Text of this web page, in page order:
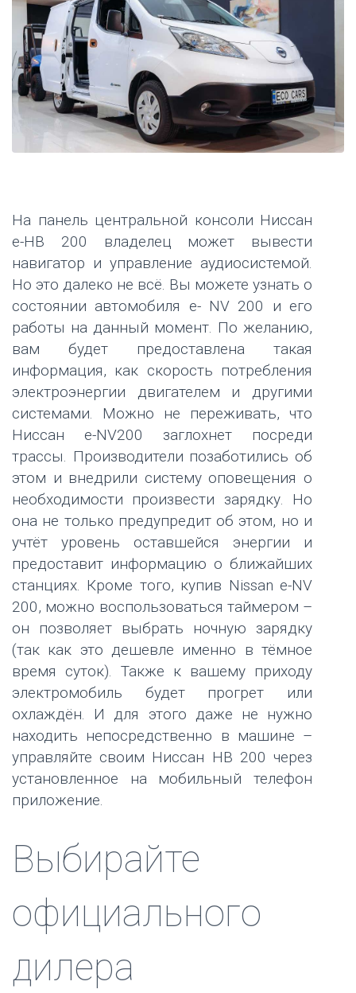
На панель центральной консоли Ниссан
е-НВ 200 владелец может вывести
навигатор и управление аудиосистемой.
Но это далеко не всё. Вы можете узнать о
состоянии автомобиля e- NV 200 и его
работы на данный момент. По желанию,
вам будет предоставлена такая
информация, как скорость потребления
электроэнергии двигателем и другими
системами. Можно не переживать, что
Ниссан e-NV200 заглохнет посреди
трассы. Производители позаботились об
этом и внедрили систему оповещения о
необходимости произвести зарядку. Но
она не только предупредит об этом, но и
учтёт уровень оставшейся энергии и
предоставит информацию о ближайших
станциях. Кроме того, купив Nissan e-NV
200, можно воспользоваться таймером –
он позволяет выбрать ночную зарядку
(так как это дешевле именно в тёмное
время суток). Также к вашему приходу
электромобиль будет прогрет или
охлаждён. И для этого даже не нужно
находить непосредственно в машине –
управляйте своим Ниссан НВ 200 через
установленное на мобильный телефон
приложение.
Выбирайте
официального
дилера